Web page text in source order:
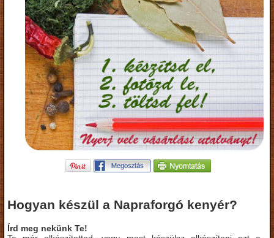
Hogyan készül a Napraforgó kenyér?
Írd meg nekünk Te!